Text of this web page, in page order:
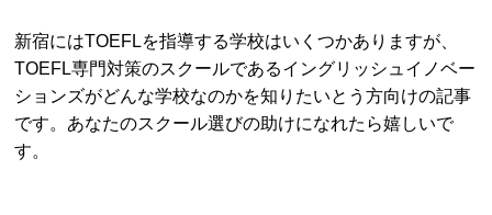
新宿にはTOEFLを指導する学校はいくつかありますが、
TOEFL専門対策のスクールであるイングリッシュイノベー
ションズがどんな学校なのかを知りたいとう方向けの記事
です。あなたのスクール選びの助けになれたら嬉しいで
す。